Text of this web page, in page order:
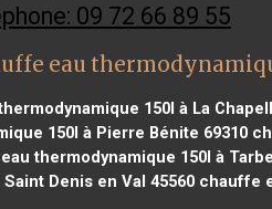
09 72 66 89 55
eau
150l à La
150l à Pierre Bénite 69310
thermodynamique 150l à
Denis en Val 45560 chauffe